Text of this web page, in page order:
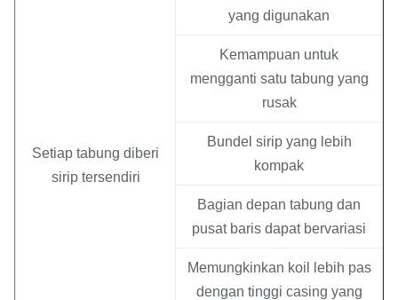
Setiap tabung diberi
sirip tersendiri
yang digunakan
Kemampuan untuk
mengganti satu tabung yang
rusak
Bundel sirip yang lebih
kompak
Bagian depan tabung dan
pusat baris dapat bervariasi
Memungkinkan koil lebih pas
dengan tinggi casing yang